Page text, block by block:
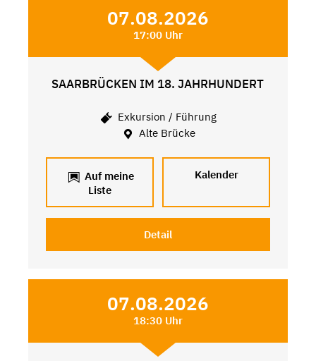
07.08.2026
17:00 Uhr
SAARBRÜCKEN IM 18. JAHRHUNDERT
Exkursion / Führung
Alte Brücke
Auf meine
Liste
Kalender
Detail
07.08.2026
18:30 Uhr